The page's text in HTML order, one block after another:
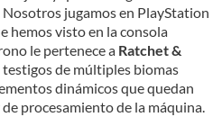
jugamos en PlayStation
hemos visto en la consola
le pertenece a Ratchet &
testigos de múltiples biomas
dinámicos que quedan
procesamiento de la máquina.